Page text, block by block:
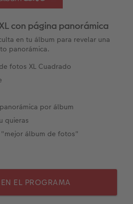
fotos cuadrado
fotos A5 horizontal
fotos pequeño
fotos con tapas de cuero y lino
para álbum de fotos
fotos
fotos
metacrilato
Forex
acriluminio
marco
para póster
de ciudad
Cristales Swarovski®
personalizados
decoración
personalizados
fotos
personalizado
personalizadas
con página panorámica
en tu álbum para revelar una
panorámica.
fotos XL Cuadrado
por álbum
quieras
"mejor álbum de fotos"
EL PROGRAMA